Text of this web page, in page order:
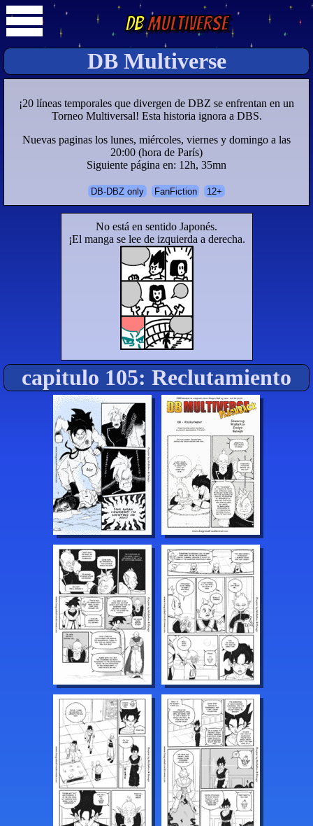
DBMultiverse
DB Multiverse
¡20 líneas temporales que divergen de DBZ se enfrentan en un
Torneo Multiversal! Esta historia ignora a DBS.
Nuevas paginas los lunes, miércoles, viernes y domingo a las
20:00 (hora de París)
Siguiente página en: 12h, 35mn
DB-DBZ only FanFiction 12+
No está en sentido Japonés.
¡El manga se lee de izquierda a derecha.
capitulo 105: Reclutamiento